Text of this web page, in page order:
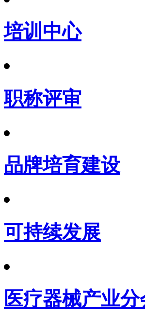
培训中心
职称评审
品牌培育建设
可持续发展
医疗器械产业分